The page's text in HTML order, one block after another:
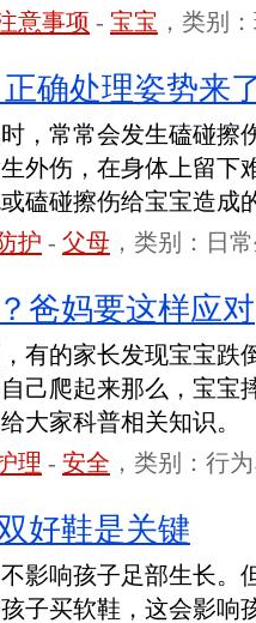
意事项 - 宝宝 ，类别
确处理姿势来
，常常会发生磕碰擦
外伤，在身体上留下
磕碰擦伤给宝宝造成
护 - 父母 ，类别：日
爸妈要这样应对
有的家长发现宝宝跌
己爬起来那么，宝宝
大家科普相关知识。
理 - 安全 ，类别：行
好鞋是关键
影响孩子足部生长。
子买软鞋，这会影响